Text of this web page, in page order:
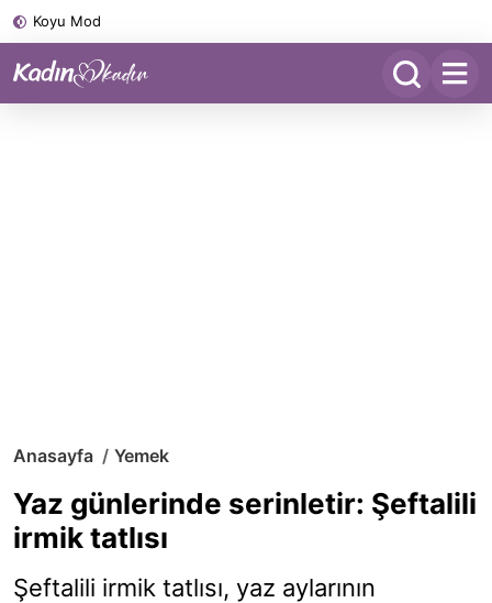
Koyu Mod
Anasayfa Yemek
Yaz günlerinde serinletir: Şeftalili
irmik tatlısı
Şeftalili irmik tatlısı, yaz aylarının